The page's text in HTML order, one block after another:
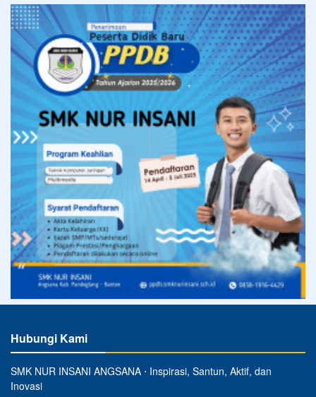
Hubungi Kami
SMK NUR INSANI ANGSANA ⋅ Inspirasi, Santun, Aktif, dan
Inovasi